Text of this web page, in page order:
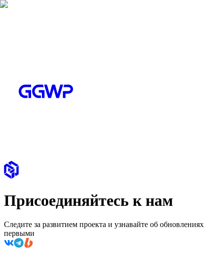
Присоединяйтесь к нам
Следите за развитием проекта и узнавайте об обновлениях
первыми